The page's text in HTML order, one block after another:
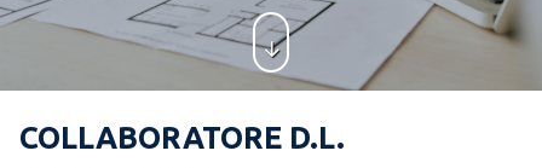
COLLABORATORE D.L.